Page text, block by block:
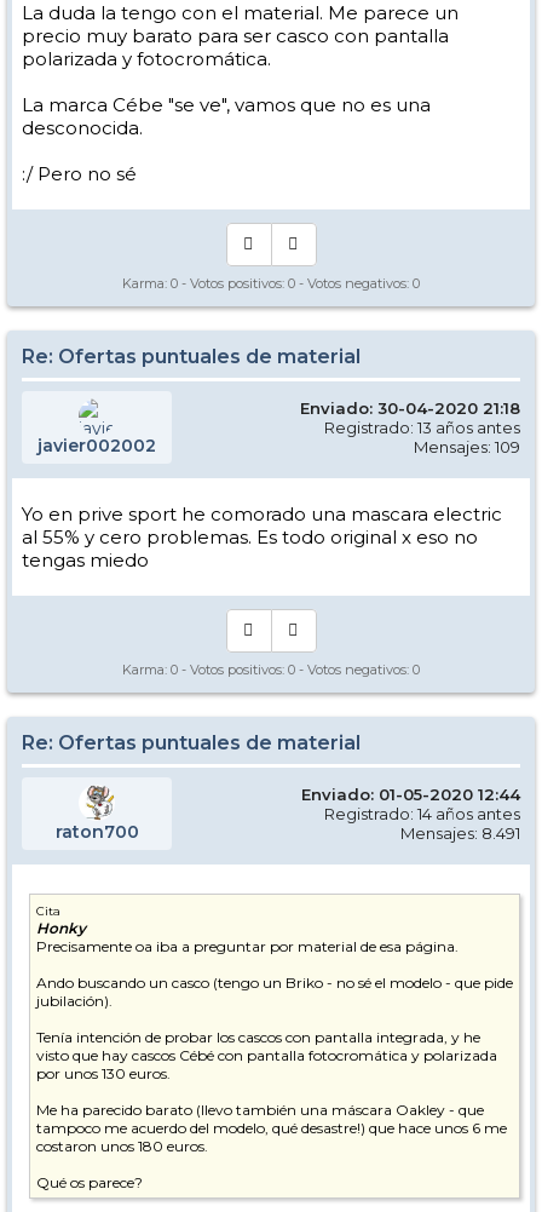
La duda la tengo con el material. Me parece un
precio muy barato para ser casco con pantalla
polarizada y fotocromática.
La marca Cébe "se ve", vamos que no es una
desconocida.
:/ Pero no sé
Karma: 0 - Votos positivos: 0 - Votos negativos: 0
Re: Ofertas puntuales de material
javier002002
Enviado: 30-04-2020 21:18
Registrado: 13 años antes
Mensajes: 109
Yo en prive sport he comorado una mascara electric
al 55% y cero problemas. Es todo original x eso no
tengas miedo
Karma: 0 - Votos positivos: 0 - Votos negativos: 0
Re: Ofertas puntuales de material
raton700
Enviado: 01-05-2020 12:44
Registrado: 14 años antes
Mensajes: 8.491
Cita
Honky
Precisamente oa iba a preguntar por material de esa página.
Ando buscando un casco (tengo un Briko - no sé el modelo - que pide
jubilación).
Tenía intención de probar los cascos con pantalla integrada, y he
visto que hay cascos Cébé con pantalla fotocromática y polarizada
por unos 130 euros.
Me ha parecido barato (llevo también una máscara Oakley - que
tampoco me acuerdo del modelo, qué desastre!) que hace unos 6 me
costaron unos 180 euros.
Qué os parece?